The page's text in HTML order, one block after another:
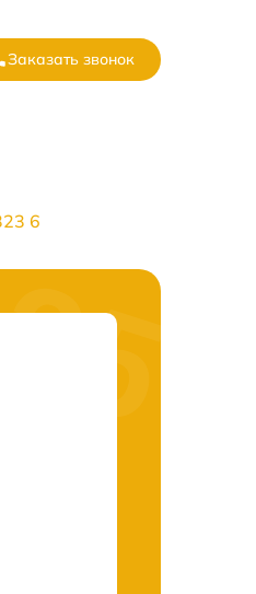
Заказать звонок
6